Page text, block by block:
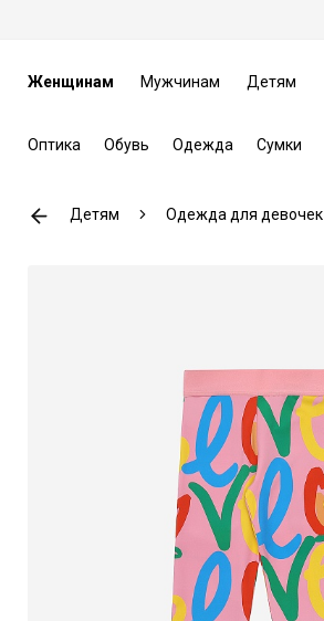
Женщинам Мужчинам Детям
Оптика Обувь Одежда Сумки
Детям Одежда для девочек